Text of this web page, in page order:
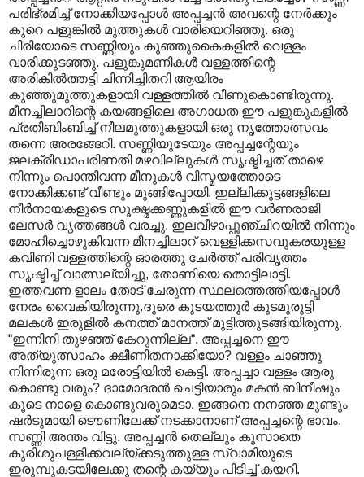
പരിഭ്രമിച്ച് നോക്കിയപ്പോള്‍ അപ്പച്ചന്‍ അവന്റെ നേര്‍ക്കും
കുറെ പളുങ്കില്‍ മുത്തുകള്‍ വാരിയെറിഞ്ഞു. ഒരു
ചിരിയോടെ സണ്ണിയും കുഞ്ഞുകൈകളില്‍ വെള്ളം
വാരിക്കുടഞ്ഞു. പളുങ്കുമണികള്‍ വള്ളത്തിന്റെ
അരികില്‍ത്തട്ടി ചിന്നിച്ചിതറി ആയിരം
കുഞ്ഞുമുത്തുകളായി വള്ളത്തില്‍ വീണുകൊണ്ടിരുന്നു.
മീനച്ചിലാറിന്റെ കയങ്ങളിലെ അഗാധത ഈ പളുങ്കുകളില്‍
പ്രതിബിംബിച്ച് നീലമുത്തുകളായി ഒരു നൃത്തോത്സവം
തന്നെ അരങ്ങേറി. സണ്ണിയുടേയും അപ്പച്ചന്റേയും
ജലക്രീഡാപരിണതി മഴവില്ലുകള്‍ സൃഷ്ടിച്ചത് താഴെ
നിന്നും പൊന്തിവന്ന മീനുകള്‍ വിസ്മയത്തോടെ
നോക്കിക്കണ്ട് വീണ്ടും മുങ്ങിപ്പോയി. ഇല്ലിക്കൂട്ടങ്ങളിലെ
നീര്‍നായകളുടെ സൂക്ഷ്മക്കണ്ണുകളില്‍ ഈ വര്‍ണരാജി
ലേസര്‍ വൃത്തങ്ങള്‍ വരച്ചു. ഇലവീഴാപ്പൂഞ്ചിറയില്‍ നിന്നും
മോഹിച്ചൊഴുകിവന്ന മീനച്ചിലാറ്‌ വെള്ളിക്കസവുകരയുള്ള
കവിണി വള്ളത്തിന്റെ ഓരത്തു ചേര്‍ത്ത് പരിവൃത്തം
സൃഷ്ടിച്ച് വാത്സല്യിച്ചു, തോണിയെ തൊട്ടിലാട്ടി.
ഇത്തവണ ളാലം തോട് ചേരുന്ന സ്ഥലത്തെത്തിയപ്പോള്‍
നേരം വൈകിയിരുന്നു.ദൂരെ കുടയത്തൂര്‍ കുടമുരുട്ടി
മലകള്‍ ഇരുളില്‍ കനത്ത് മാ‍നത്ത് മുട്ടിത്തുടങ്ങിയിരുന്നു.
“ഇന്നിനി തുഴഞ്ഞ് കേറുന്നില്ല“. അപ്പച്ചനെ ഈ
അത്യുത്സാഹം ക്ഷീണിതനാക്കിയോ? വള്ളം ചാഞ്ഞു
നിന്നിരുന്ന ഒരു മരോട്ടിയില്‍ കെട്ടി. അപ്പച്ചാ വള്ളം ആരു
കൊണ്ടു വരും? ദാമോദരന്‍ ചെട്ടിയാരും മകന്‍ ബിനീഷും
കൂടെ നാളെ കൊണ്ടുവരുമെടാ. ഇങ്ങനെ നനഞ്ഞ മുണ്ടും
ഷര്‍ടുമായി ടൌണിലേക്ക് നടക്കാനാണ് അപ്പച്ചന്റെ ഭാവം.
സണ്ണി അന്തം വിട്ടു. അപ്പച്ചന്‍ തെല്ലും കൂസാതെ
കുരിശുപള്ളിക്കവല്യ്ക്കടുത്തുള്ള സ്വാമിയുടെ
ഇരുമ്പുകടയിലേക്കു തന്റെ കയ്യും പിടിച്ച് കയറി.